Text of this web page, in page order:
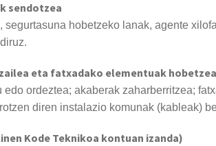
sendotzea
segurtasuna hobetzeko lanak, agente
eta fatxadako elementuak hobetzea
ordeztea; akaberak zaharberritzea;
diren instalazio komunak (kableak)
Kode Teknikoa kontuan izanda)